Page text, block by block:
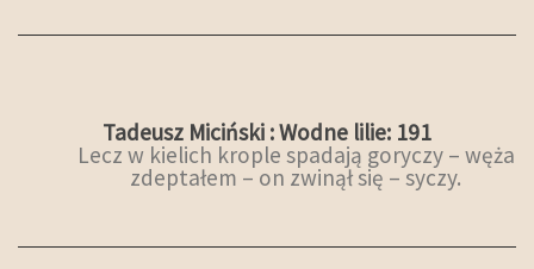
Tadeusz Miciński : Wodne lilie: 191
Lecz w kielich krople spadają goryczy – węża
zdeptałem – on zwinął się – syczy.